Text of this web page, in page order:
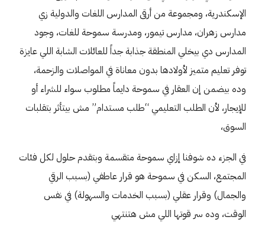
الإسكندرية، ومجموعة من أرقى المدارس اللغات والدولية زي
مدارس زهران، مدارس تيمور، ومدرسة سموحة للغات، وجود
المدارس دي بيخلي المنطقة جذابة جداً للعائلات الشابة اللي عايزة
توفر تعليم متميز لأولادها بدون معاناة في المواصلات والزحمة،
وده بيضمن إن العقار في سموحة دايماً مطلوب سواء للشراء أو
للإيجار، لأن الطلب التعليمي “طلب مستدام” مش بيتأثر بتقلبات
السوق،
في الجزء ده شوفنا إزاي سموحة متقسمة وبتقدم حلول لكل فئات
المجتمع، السكن في سموحة هو قرار عاطفي (بسبب الرقي
والجمال) وقرار عقلي (بسبب الخدمات والسهولة) في نفس
الوقت، وده سر قوتها اللي مش هتنتهي